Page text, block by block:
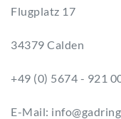
Flugplatz 17
34379 Calden
+49 (0) 5674 - 921
E-Mail: info@